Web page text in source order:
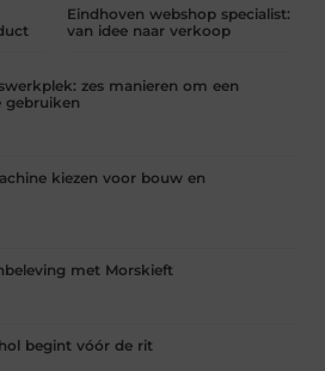
Eindhoven webshop specialist:
van idee naar verkoop
zes manieren om een
kiezen voor bouw en
met Morskieft
begint vóór de rit